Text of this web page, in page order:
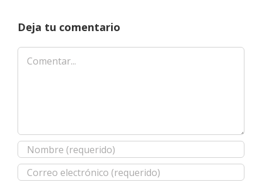
Deja tu comentario
Comentar